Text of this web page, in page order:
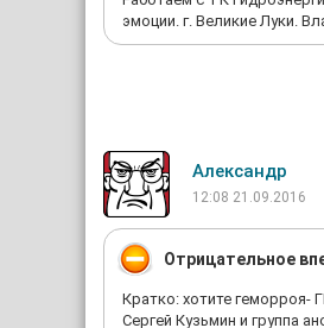
эмоции. г. Великие Луки.
Александр
12:08 21.09.2016
Отрицательное
Кратко: хотите геморроя-
Сергей Кузьмин и группа